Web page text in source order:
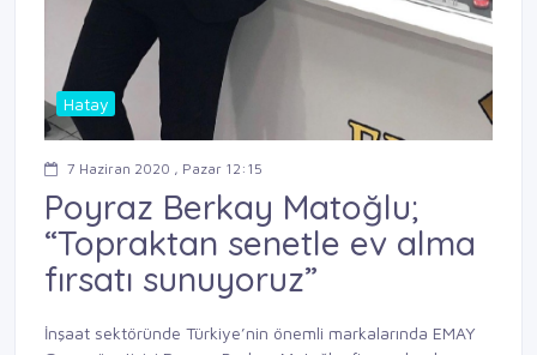
Hatay
7 Haziran 2020 , Pazar 12:15
Poyraz Berkay Matoğlu;
“Topraktan senetle ev alma
fırsatı sunuyoruz”
İnşaat sektöründe Türkiye’nin önemli markalarında EMAY